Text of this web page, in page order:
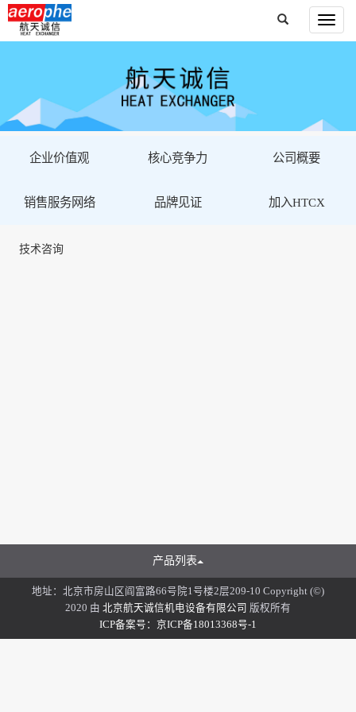
企业价值观 核心竞争力 公司概要
销售服务网络 品牌见证 加入HTCX
技术咨询
产品列表
地址：北京市房山区阎富路66号院1号楼2层209-10 Copyright (©)
2020 由 北京航天诚信机电设备有限公司 版权所有
ICP备案号：京ICP备18013368号-1